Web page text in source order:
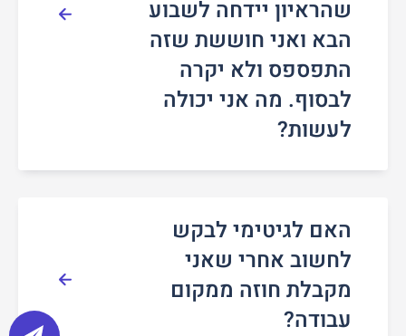
שהראיון יידחה לשבוע
הבא ואני חוששת שזה
התפספס ולא יקרה
לבסוף. מה אני יכולה
לעשות?
האם לגיטימי לבקש
לחשוב אחרי שאני
מקבלת חוזה ממקום
עבודה?